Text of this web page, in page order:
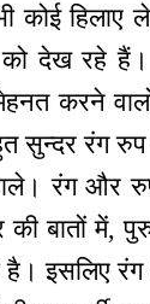
कोई हिलाए
को देख रहे
करने
सुन्दर रंग
रंग और
बातों में,
है। इसलिए